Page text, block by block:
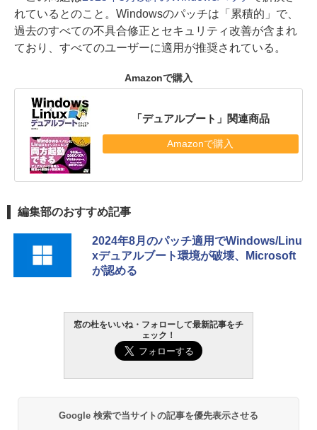
れているとのこと。Windowsのパッチは「累積的」で、
過去のすべての不具合修正とセキュリティ改善が含まれ
ており、すべてのユーザーに適用が推奨されている。
Amazonで購入
「デュアルブート」関連商品
Amazonで購入
編集部のおすすめ記事
2024年8月のパッチ適用でWindows/Linu
xデュアルブート環境が破壊、Microsoft
が認める
窓の杜をいいね・フォローして最新記事をチ
ェック！
Google 検索で当サイトの記事を優先表示させる